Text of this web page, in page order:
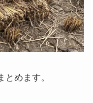
めます。